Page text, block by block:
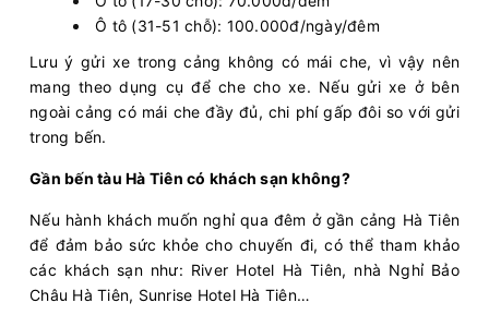
Ô tô (31-51 chỗ): 100.000đ/ngày/đêm
Lưu ý gửi xe trong cảng không có mái che, vì vậy nên
mang theo dụng cụ để che cho xe. Nếu gửi xe ở bên
ngoài cảng có mái che đầy đủ, chi phí gấp đôi so với gửi
trong bến.
Gần bến tàu Hà Tiên có khách sạn không?
Nếu hành khách muốn nghỉ qua đêm ở gần cảng Hà Tiên
để đảm bảo sức khỏe cho chuyến đi, có thể tham khảo
các khách sạn như: River Hotel Hà Tiên, nhà Nghỉ Bảo
Châu Hà Tiên, Sunrise Hotel Hà Tiên…